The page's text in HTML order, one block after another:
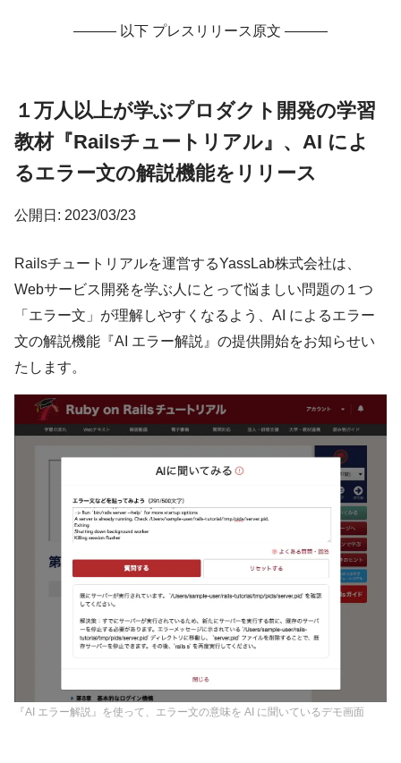
——— 以下 プレスリリース原文 ———
１万人以上が学ぶプロダクト開発の学習
教材『Railsチュートリアル』、AI によ
るエラー文の解説機能をリリース
公開日: 2023/03/23
Railsチュートリアルを運営するYassLab株式会社は、
Webサービス開発を学ぶ人にとって悩ましい問題の１つ
「エラー文」が理解しやすくなるよう、AI によるエラー
文の解説機能『AI エラー解説』の提供開始をお知らせい
たします。
『AI エラー解説』を使って、エラー文の意味を AI に聞いているデモ画面